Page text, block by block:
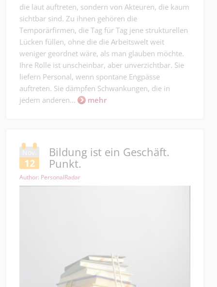
die laut auftreten, sondern von Akteuren, die kaum
sichtbar sind. Zu ihnen gehören die
Temporärfirmen, die Tag für Tag jene strukturellen
Lücken füllen, ohne die die Arbeitswelt weit
weniger geordnet wäre, als man glauben möchte.
Ihre Rolle ist unscheinbar, aber unverzichtbar. Sie
liefern Personal, wenn spontane Engpässe
auftreten. Sie dämpfen Schwankungen, die in
jedem anderen...
mehr
Nov.
12
Bildung ist ein Geschäft.
Punkt.
Author: PersonalRadar